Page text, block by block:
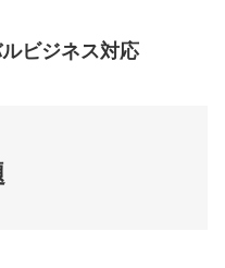
ビジネス対応